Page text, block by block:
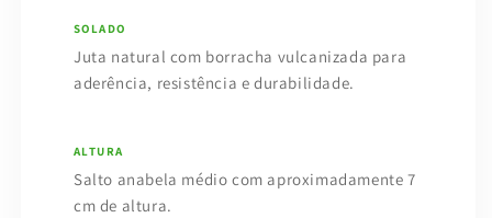
SOLADO
Juta natural com borracha vulcanizada para
aderência, resistência e durabilidade.
ALTURA
Salto anabela médio com aproximadamente 7
cm de altura.